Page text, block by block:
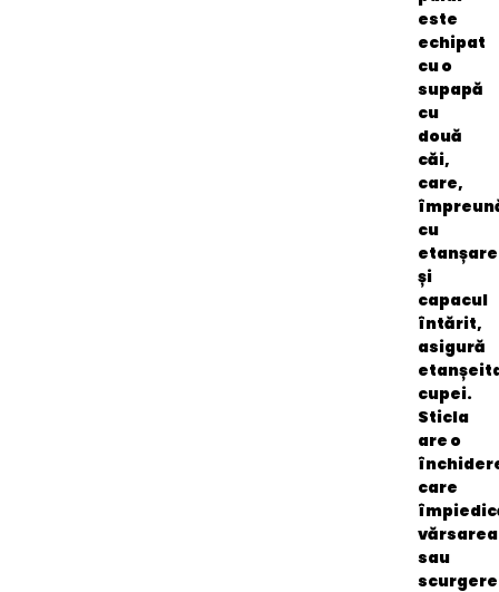
este
echipat
cu o
supapă
cu
două
căi,
care,
cu
și
capacul
întărit,
asigură
cupei.
Sticla
are o
care
vărsarea
sau